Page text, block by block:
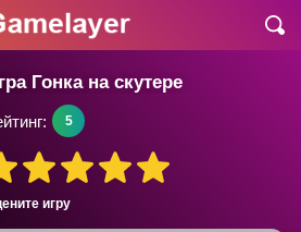
Гонка на скутере
игру
5